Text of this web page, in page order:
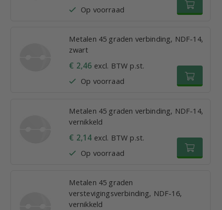
Op voorraad
Metalen 45 graden verbinding, NDF-14,
zwart
€ 2,46 excl. BTW p.st.
Op voorraad
Metalen 45 graden verbinding, NDF-14,
vernikkeld
€ 2,14 excl. BTW p.st.
Op voorraad
Metalen 45 graden
verstevigingsverbinding, NDF-16,
vernikkeld